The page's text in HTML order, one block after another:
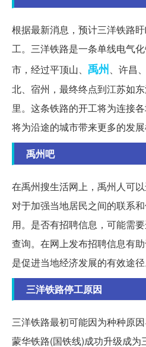
根据最新消息，预计三洋铁路
工。三洋铁路是一条单线电气
市，经过平顶山、 禹州 、许昌
北、宿州，最终终点到江苏如
里。这条铁路的开工将为连接
将为沿途的城市带来更多的发展
禹州吧
在禹州搜生活网上，禹州人可
对于加强当地居民之间的联系
用。是否有招聘信息，可能需
查询。在网上发布招聘信息有
是促进当地经济发展的有效途径
三洋铁路停工原因
三洋铁路最初可能因为种种原
蒙华铁路(国铁线)成功升级成为